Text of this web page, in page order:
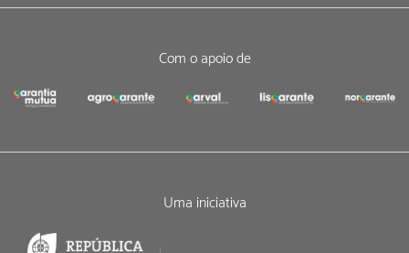
Com o apoio de
Uma iniciativa